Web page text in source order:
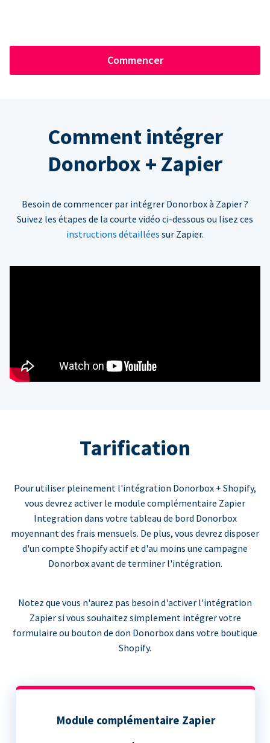
Commencer
Comment intégrer
Donorbox + Zapier
Besoin de commencer par intégrer Donorbox à Zapier ?
Suivez les étapes de la courte vidéo ci-dessous ou lisez ces
instructions détaillées sur Zapier.
Tarification
Pour utiliser pleinement l'intégration Donorbox + Shopify,
vous devrez activer le module complémentaire Zapier
Integration dans votre tableau de bord Donorbox
moyennant des frais mensuels. De plus, vous devrez disposer
d'un compte Shopify actif et d'au moins une campagne
Donorbox avant de terminer l'intégration.
Notez que vous n'aurez pas besoin d'activer l'intégration
Zapier si vous souhaitez simplement intégrer votre
formulaire ou bouton de don Donorbox dans votre boutique
Shopify.
Module complémentaire Zapier